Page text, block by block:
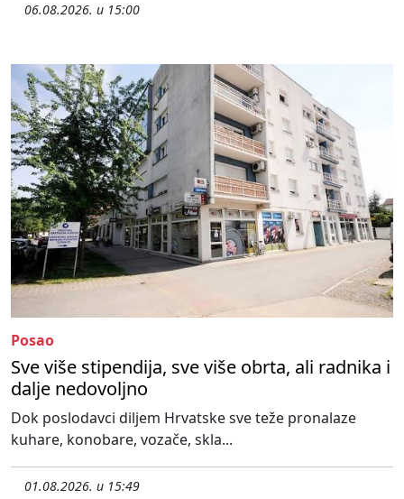
06.08.2026. u 15:00
Posao
Sve više stipendija, sve više obrta, ali radnika i
dalje nedovoljno
Dok poslodavci diljem Hrvatske sve teže pronalaze
kuhare, konobare, vozače, skla...
01.08.2026. u 15:49